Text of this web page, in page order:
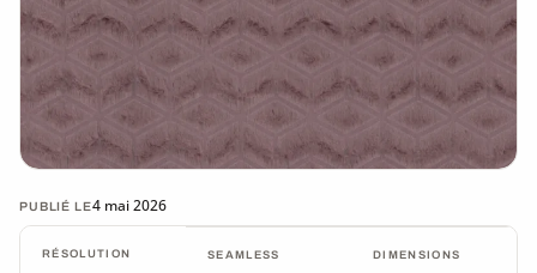
PUBLIÉ LE4 mai 2026
RÉSOLUTION SEAMLESS DIMENSIONS